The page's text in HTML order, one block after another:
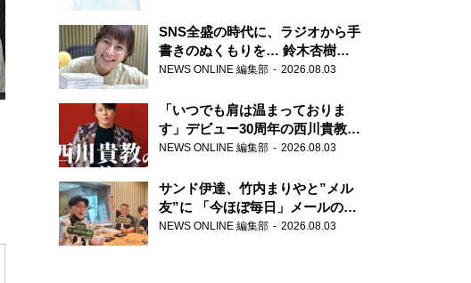
SNS全盛の時代に、ラジオから手
書きのぬくもりを… 鈴木杏樹の
直筆はがきが届く！
郵便局
NEWS ONLINE 編集部 2026.08.03
「いつでも肩は温まっておりま
す」デビュー30周年の西川貴教が
『オールナイトニッポン』に登
NEWS ONLINE 編集部 2026.08.03
サンド伊達、竹内まりやと”メル
友”に 「今ほぼ毎日」メールのや
り取り明かす
NEWS ONLINE 編集部 2026.08.03